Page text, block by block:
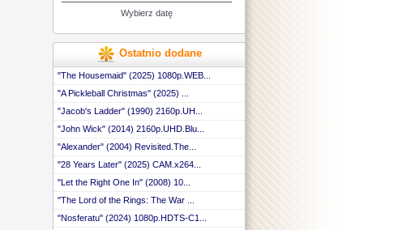
Wybierz datę
Ostatnio dodane
"The Housemaid" (2025) 1080p.WEB...
"A Pickleball Christmas" (2025) ...
"Jacob's Ladder" (1990) 2160p.UH...
"John Wick" (2014) 2160p.UHD.Blu...
"Alexander" (2004) Revisited.The...
"28 Years Later" (2025) CAM.x264...
"Let the Right One In" (2008) 10...
"The Lord of the Rings: The War ...
"Nosferatu" (2024) 1080p.HDTS-C1...